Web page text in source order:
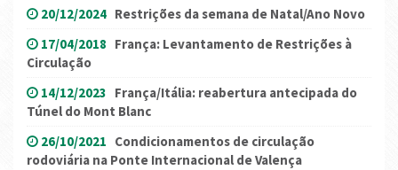
20/12/2024 Restrições da semana de Natal/Ano Novo
17/04/2018 França: Levantamento de Restrições à
Circulação
14/12/2023 França/Itália: reabertura antecipada do
Túnel do Mont Blanc
26/10/2021 Condicionamentos de circulação
rodoviária na Ponte Internacional de Valença